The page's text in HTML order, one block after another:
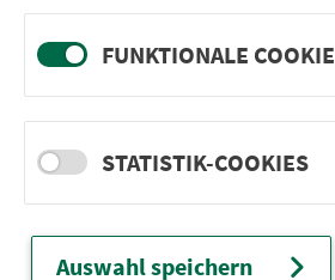
Untersteinb Rathaus
Fatschenbrunn Am See
Unterschleichach An der
Trossenfurt Schule
FUNKTIONALE
STATISTIK-COOKIES
Auswahl speichern